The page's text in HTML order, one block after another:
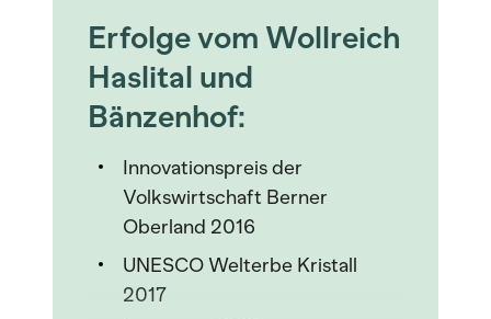
Erfolge vom Wollreich
Haslital und
Bänzenhof:
Innovationspreis der
Volkswirtschaft Berner
Oberland 2016
UNESCO Welterbe Kristall
2017